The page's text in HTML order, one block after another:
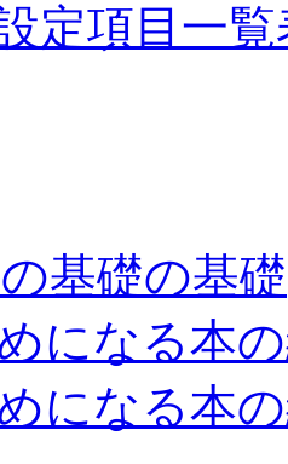
定項目一覧
基礎の基礎
になる本
になる本